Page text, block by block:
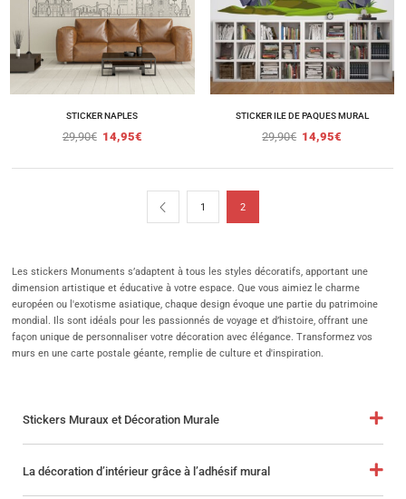
STICKER NAPLES
29,90€ 14,95€
STICKER ILE DE PAQUES MURAL
29,90€ 14,95€
1 2
Les stickers Monuments s’adaptent à tous les styles décoratifs, apportant une
dimension artistique et éducative à votre espace. Que vous aimiez le charme
européen ou l'exotisme asiatique, chaque design évoque une partie du patrimoine
mondial. Ils sont idéals pour les passionnés de voyage et d’histoire, offrant une
façon unique de personnaliser votre décoration avec élégance. Transformez vos
murs en une carte postale géante, remplie de culture et d'inspiration.
Stickers Muraux et Décoration Murale
La décoration d’intérieur grâce à l’adhésif mural